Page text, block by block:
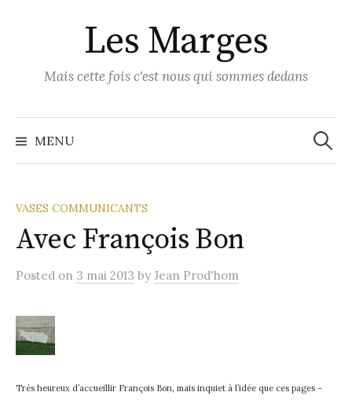
Les Marges
Mais cette fois c'est nous qui sommes dedans
MENU
VASES COMMUNICANTS
Avec François Bon
Posted on 3 mai 2013 by Jean Prod'hom
Très heureux d’accueillir François Bon, mais inquiet à l’idée que ces pages –